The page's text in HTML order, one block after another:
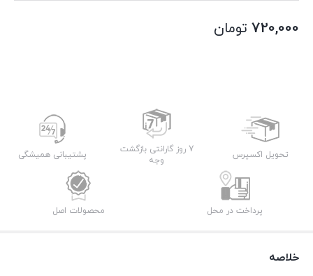
720,000 تومان
تحویل اکسپرس
7 روز گارانتی بازگشت
وجه
پشتیبانی همیشگی
پرداخت در محل محصولات اصل
خلاصه